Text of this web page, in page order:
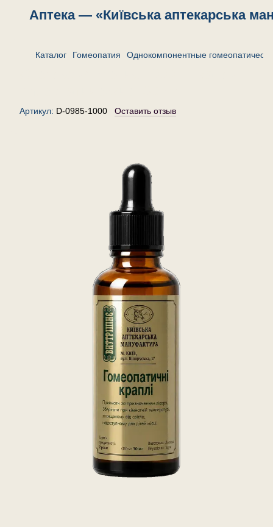
Аптека — «Київська аптекарська
Каталог Гомеопатия Однокомпонентные
Артикул: D-0985-1000 Оставить отзыв